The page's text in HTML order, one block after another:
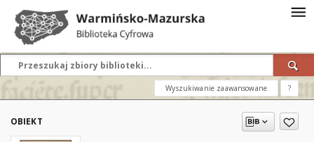
Wyszukiwanie zaawansowane ?
OBIEKT